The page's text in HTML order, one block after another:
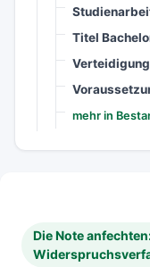
Titel
mehr in
Die Note